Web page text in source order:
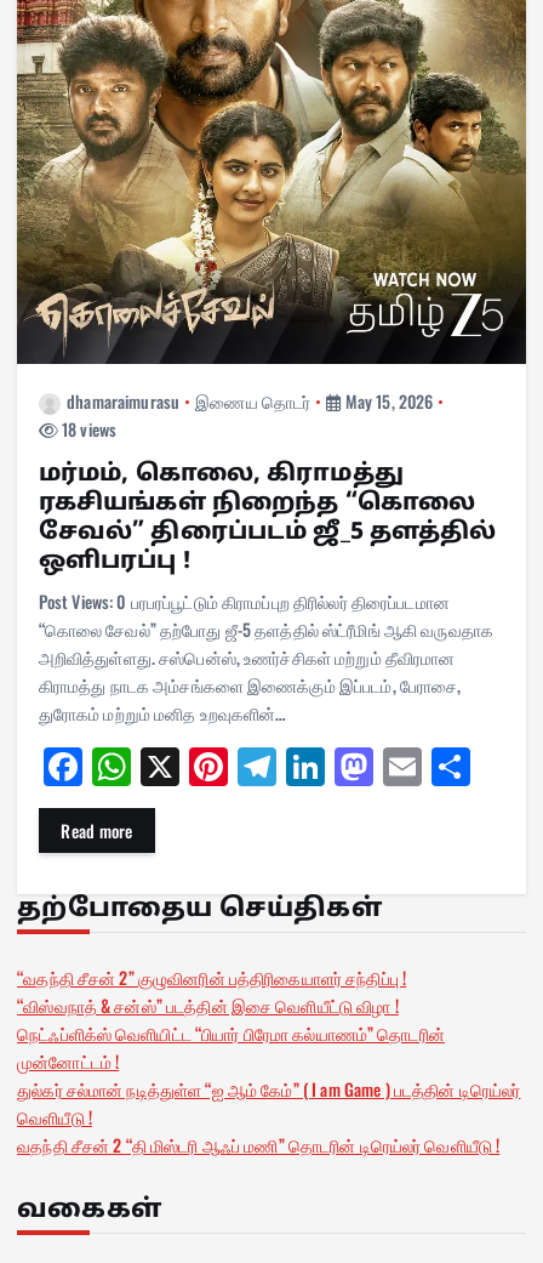
dhamaraimurasu இணைய தொடர்
May 15, 2026
18 views
மர்மம், கொலை, கிராமத்து
ரகசியங்கள் நிறைந்த “கொலை
சேவல்” திரைப்படம் ஜீ_5 தளத்தில்
ஒளிபரப்பு !
Post Views: 0 பரபரப்பூட்டும் கிராமப்புற திரில்லர் திரைப்படமான
“கொலை சேவல்” தற்போது ஜீ-5 தளத்தில் ஸ்ட்ரீமிங் ஆகி வருவதாக
அறிவித்துள்ளது. சஸ்பென்ஸ், உணர்ச்சிகள் மற்றும் தீவிரமான
கிராமத்து நாடக அம்சங்களை இணைக்கும் இப்படம், பேராசை,
துரோகம் மற்றும் மனித உறவுகளின்…
Fa
ce
bo
ok
W
ha
ts
A
pp
X Pi
nt
es
t
Te
le
a
m
Li
nk
In
M
as
do
n
E
m
Sh
Read more
தற்போதைய செய்திகள்
“வதந்தி சீசன் 2” குழுவினரின் பத்திரிகையாளர் சந்திப்பு !
“விஸ்வநாத் & சன்ஸ்” படத்தின் இசை வெளியீட்டு விழா !
நெட்ஃப்ளிக்ஸ் வெளியிட்ட “பியார் பிரேமா கல்யாணம்” தொடரின்
முன்னோட்டம் !
துல்கர் சல்மான் நடித்துள்ள “ஐ ஆம் கேம்” ( I am Game ) படத்தின் டிரெய்லர்
வெளியீடு !
வதந்தி சீசன் 2 “தி மிஸ்டரி ஆஃப் மணி” தொடரின் டிரெய்லர் வெளியீடு !
வகைகள்